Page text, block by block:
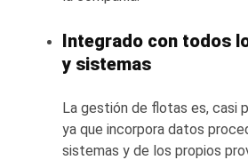
Integrado con todos
y sistemas
La gestión de flotas es, casi
ya que incorpora datos
sistemas y de los propios